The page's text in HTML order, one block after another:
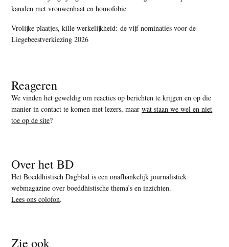
kanalen met vrouwenhaat en homofobie
Vrolijke plaatjes, kille werkelijkheid: de vijf nominaties voor de
Liegebeestverkiezing 2026
Reageren
We vinden het geweldig om reacties op berichten te krijgen en op die
manier in contact te komen met lezers, maarwat staan we wel en niet
toe op de site?
Over het BD
Het Boeddhistisch Dagblad is een onafhankelijk journalistiek
webmagazine over boeddhistische thema’s en inzichten.
Lees ons colofon.
Zie ook